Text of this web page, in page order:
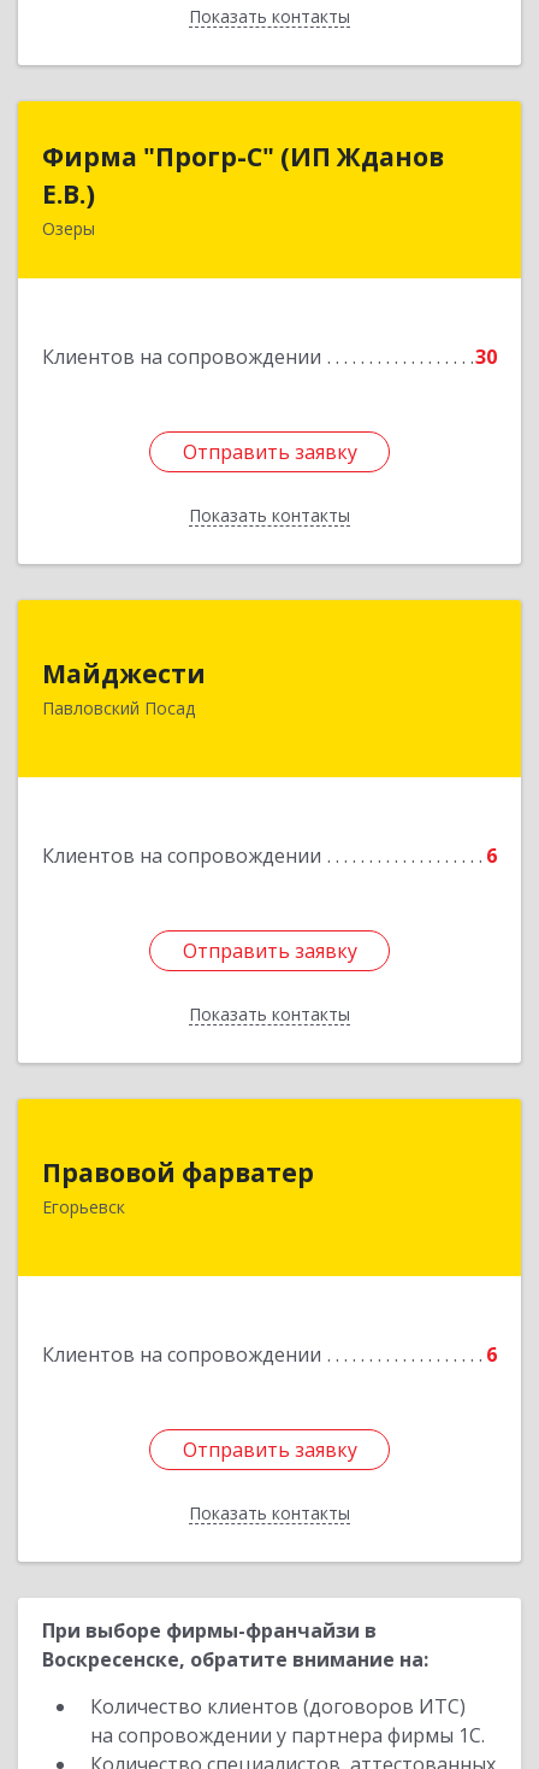
Показать контакты
Назад
Фирма "Прогр-С" (ИП Жданов
Е.В.)
Озеры
Клиентов на сопровождении 30
Отправить заявку
Показать контакты
140563, Московская обл, Озерский р-н, Озеры г,
Отправить заявку
Назад
Майджести
Павловский Посад
Клиентов на сопровождении 6
Отправить заявку
Показать контакты
142502, Московская обл, Павлово-Посадский р-
н, Павловский Посад г, Южная ул, дом № 22,
Отправить заявку
Назад
Правовой фарватер
Егорьевск
Клиентов на сопровождении 6
Отправить заявку
Показать контакты
Отправить заявку
Назад
При выборе фирмы-франчайзи в
Воскресенске, обратите внимание на:
Количество клиентов (договоров ИТС)
на сопровождении у партнера фирмы 1С.